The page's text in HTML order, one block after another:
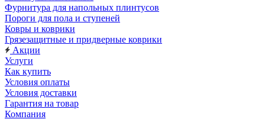
Фурнитура для напольных плинтусов
Пороги для пола и ступеней
Ковры и коврики
Грязезащитные и придверные коврики
Акции
Услуги
Как купить
Условия оплаты
Условия доставки
Гарантия на товар
Компания